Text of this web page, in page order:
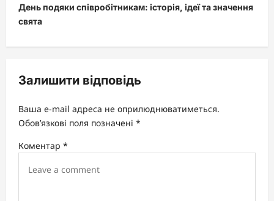
n
a
v
g
a
t
i
День подяки співробітникам: історія, ідеї та значення
свята
Залишити відповідь
Ваша e-mail адреса не оприлюднюватиметься.
Обов’язкові поля позначені *
Коментар *